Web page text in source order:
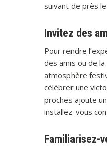
suivant de près
Invitez des
Pour rendre
des amis ou de
atmosphère
célébrer une
proches ajoute
installez-vous
Familiarisez-